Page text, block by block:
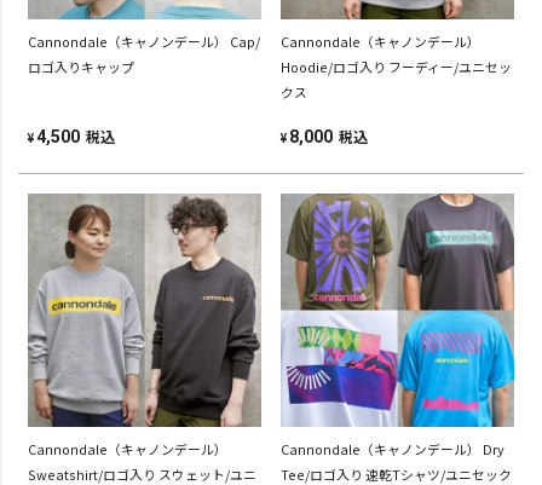
Cannondale（キャノンデール） Cap/
ロゴ入りキャップ
¥4,500 税込
Cannondale（キャノンデール）
Hoodie/ロゴ入り フーディー/ユニセッ
クス
¥ 8,000 税込
Cannondale（キャノンデール）
Sweatshirt/ロゴ入り スウェット/ユニ
Cannondale（キャノンデール） Dry
Tee/ロゴ入り 速乾Tシャツ/ユニセック